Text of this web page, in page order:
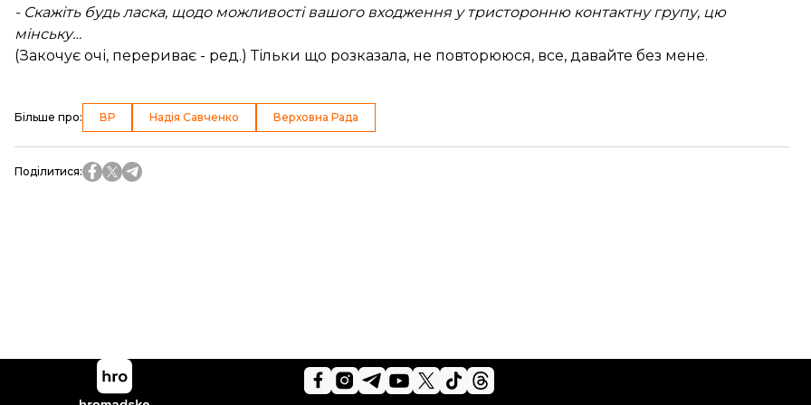
- Скажіть будь ласка, щодо можливості вашого входження у тристоронню контактну групу, цю
мінську…
(Закочує очі, перериває - ред.) Тільки що розказала, не повторююся, все, давайте без мене.
Більше про: ВР Надія Савченко Верховна Рада
Поділитися: